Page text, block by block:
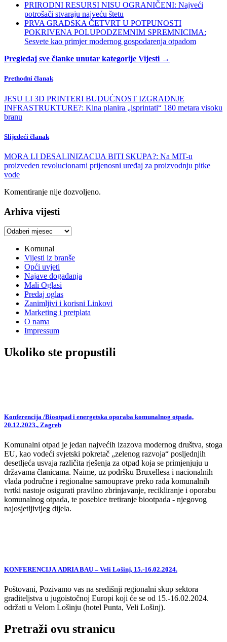
PRIRODNI RESURSI NISU OGRANIČENI: Najveći
potrošači stvaraju najveću štetu
PRVA GRADSKA ČETVRT U POTPUNOSTI
POKRIVENA POLUPODZEMNIM SPREMNICIMA:
Sesvete kao primjer modernog gospodarenja otpadom
Pregledaj sve članke unutar kategorije Vijesti →
Prethodni članak
JESU LI 3D PRINTERI BUDUĆNOST IZGRADNJE
INFRASTRUKTURE?: Kina planira „isprintati“ 180 metara visoku
branu
Slijedeći članak
MORA LI DESALINIZACIJA BITI SKUPA?: Na MIT-u
proizveden revolucionarni prijenosni uređaj za proizvodnju pitke
vode
Komentiranje nije dozvoljeno.
Arhiva vijesti
Arhiva
Komunal
Vijesti iz branše
Opći uvjeti
Najave događanja
Mali Oglasi
Predaj oglas
Zanimljivi i korisni Linkovi
Marketing i pretplata
O nama
Impressum
Ukoliko ste propustili
Konferencija /Biootpad i energetska oporaba komunalnog otpada,
20.12.2023., Zagreb
Komunalni otpad je jedan najvećih izazova modernog društva, stoga
EU, kao vodeći svjetski pokretač „zelenog razvoja“ posljednjih
desetljeća usvaja različita rješenja za otpad koja se primjenjuju u
državama članicama. Naime, uz podršku Bruxellesa i nacionalnih
vlada područne i regionalne samouprave preko rada komunalnih
tvrtki nastoje osigurati pravilno zbrinjavanje, recikliranje i oporabu
komunalnog otpada, te posebice tretiranje biootpada - njegovog
najosjetljivijeg dijela.
KONFERENCIJA ADRIA BAU – Veli Lošinj, 15.-16.02.2024.
Poštovani, Pozivamo vas na središnji regionalni skup sektora
graditeljstva u jugoistočnoj Europi koji će se od 15.-16.02.2024.
održati u Velom Lošinju (hotel Punta, Veli Lošinj).
Pretraži ovu stranicu